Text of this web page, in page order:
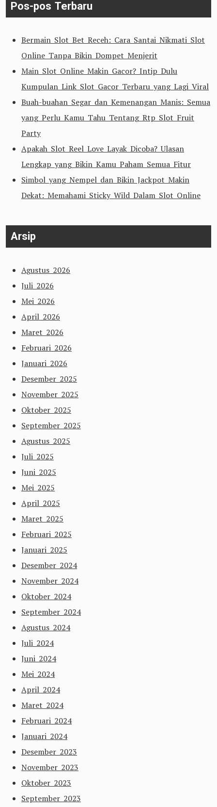
Pos-pos Terbaru
Bermain Slot Bet Receh: Cara Santai Nikmati Slot
Online Tanpa Bikin Dompet Menjerit
Main Slot Online Makin Gacor? Intip Dulu
Kumpulan Link Slot Gacor Terbaru yang Lagi Viral
Buah-buahan Segar dan Kemenangan Manis: Semua
yang Perlu Kamu Tahu Tentang Rtp Slot Fruit
Party
Apakah Slot Reel Love Layak Dicoba? Ulasan
Lengkap yang Bikin Kamu Paham Semua Fitur
Simbol yang Nempel dan Bikin Jackpot Makin
Dekat: Memahami Sticky Wild Dalam Slot Online
Arsip
Agustus 2026
Juli 2026
Mei 2026
April 2026
Maret 2026
Februari 2026
Januari 2026
Desember 2025
November 2025
Oktober 2025
September 2025
Agustus 2025
Juli 2025
Juni 2025
Mei 2025
April 2025
Maret 2025
Februari 2025
Januari 2025
Desember 2024
November 2024
Oktober 2024
September 2024
Agustus 2024
Juli 2024
Juni 2024
Mei 2024
April 2024
Maret 2024
Februari 2024
Januari 2024
Desember 2023
November 2023
Oktober 2023
September 2023